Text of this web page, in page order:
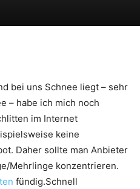
bei uns Schnee liegt – sehr
– habe ich mich noch
im Internet
keine
Daher sollte man Anbieter
Mehrlinge konzentrieren.
fündig.Schnell